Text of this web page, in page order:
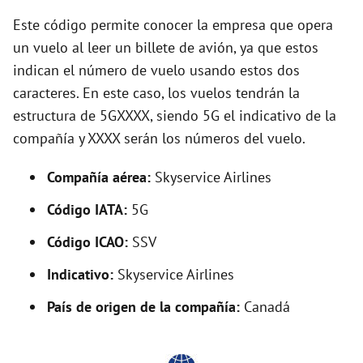
V
i
d
Este código permite conocer la empresa que opera
un vuelo al leer un billete de avión, ya que estos
indican el número de vuelo usando estos dos
caracteres. En este caso, los vuelos tendrán la
estructura de 5GXXXX, siendo 5G el indicativo de la
compañía y XXXX serán los números del vuelo.
Compañía aérea: Skyservice Airlines
Código IATA: 5G
Código ICAO: SSV
Indicativo: Skyservice Airlines
País de origen de la compañía: Canadá